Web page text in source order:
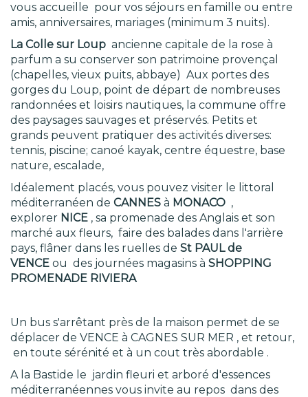
vous accueille pour vos séjours en famille ou entre
amis, anniversaires, mariages (minimum 3 nuits).
La Colle sur Loup ancienne capitale de la rose à
parfum a su conserver son patrimoine provençal
(chapelles, vieux puits, abbaye) Aux portes des
gorges du Loup, point de départ de nombreuses
randonnées et loisirs nautiques, la commune offre
des paysages sauvages et préservés. Petits et
grands peuvent pratiquer des activités diverses:
tennis, piscine; canoé kayak, centre équestre, base
nature, escalade,
Idéalement placés, vous pouvez visiter le littoral
méditerranéen de CANNES à MONACO ,
explorer NICE , sa promenade des Anglais et son
marché aux fleurs, faire des balades dans l'arrière
pays, flâner dans les ruelles de St PAUL de
VENCE ou des journées magasins à SHOPPING
PROMENADE RIVIERA
Un bus s'arrêtant près de la maison permet de se
déplacer de VENCE à CAGNES SUR MER , et retour,
en toute sérénité et à un cout très abordable .
A la Bastide le jardin fleuri et arboré d'essences
méditerranéennes vous invite au repos dans des